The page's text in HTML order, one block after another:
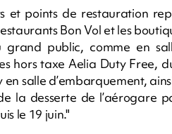
et points de restauration
Bon Vol et les
public, comme en
hors taxe Aelia Duty Free,
salle d’embarquement,
la desserte de l’aérogare
le 19 juin."